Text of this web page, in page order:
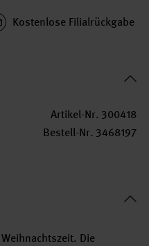
Kosten­lose Filial­rückgabe
Artikel-Nr. 300418
Bestell-Nr. 3468197
Die